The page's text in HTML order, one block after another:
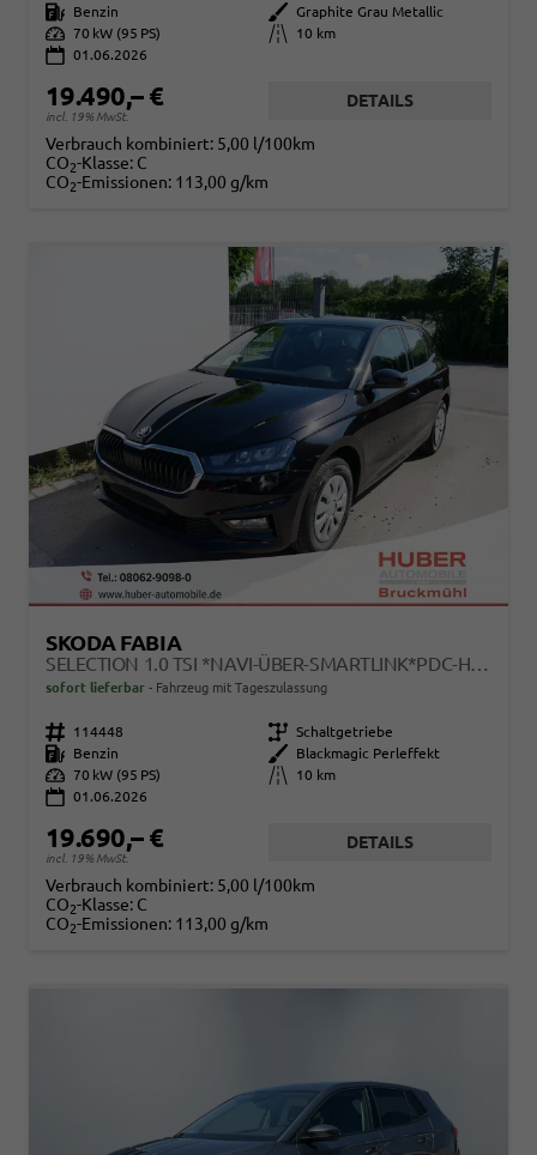
Kraftstoff
Benzin Außenfarbe
Graphite Grau Metallic
Leistung 70 kW (95 PS) Kilometerstand
10 km
01.06.2026
19.490,– €
incl. 19% MwSt.
DETAILS
Verbrauch kombiniert: 5,00 l/100km
CO2-Klasse: C
CO2-Emissionen: 113,00 g/km
SKODA FABIA
SELECTION 1.0 TSI *NAVI-ÜBER-SMARTLINK*PDC-HI*LED*SHZ*KLIMA*RADIO
sofort lieferbar Fahrzeug mit Tageszulassung
Fahrzeugnr. 114448 Getriebe Schaltgetriebe
Kraftstoff
Benzin Außenfarbe
Blackmagic Perleffekt
Leistung 70 kW (95 PS) Kilometerstand
10 km
01.06.2026
19.690,– €
incl. 19% MwSt.
DETAILS
Verbrauch kombiniert: 5,00 l/100km
CO2-Klasse: C
CO2-Emissionen: 113,00 g/km